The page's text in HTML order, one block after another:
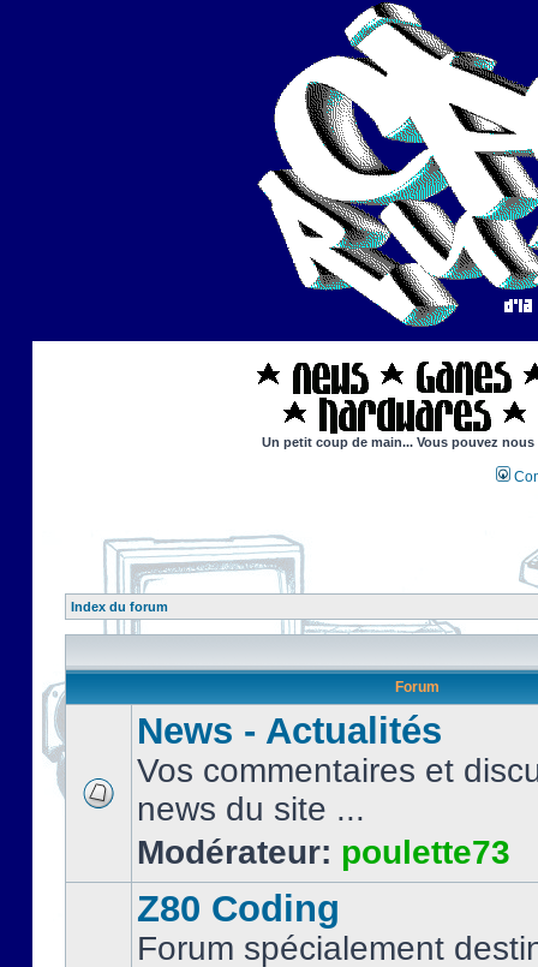
Un petit coup de main... Vous pouvez
Index du forum
Forum
News - Actualités
Vos commentaires et
news du site ...
Modérateur: poulette73
Z80 Coding
Forum spécialement